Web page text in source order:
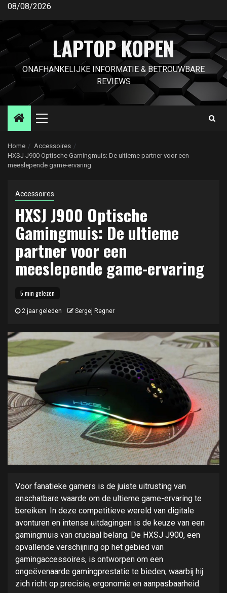
Ga
inhoud
08/08/2026
LAPTOP KOPEN
ONAFHANKELIJKE INFORMATIE & BETROUWBARE
REVIEWS
Primair
Home
Accessoires
HXSJ J900 Optische Gamingmuis: De ultieme partner voor een
meeslepende game-ervaring
Accessoires
HXSJ J900 Optische
Gamingmuis: De ultieme
partner voor een
meeslepende game-ervaring
5 min gelezen
2 jaar geleden Sergej Regner
Voor fanatieke gamers is de juiste uitrusting van
onschatbare waarde om de ultieme game-ervaring te
bereiken. In deze competitieve wereld van digitale
avonturen en intense uitdagingen is de keuze van een
gamingmuis van cruciaal belang. De HXSJ J900, een
opvallende verschijning op het gebied van
gamingaccessoires, is ontworpen om een
ongeëvenaarde gamingprestatie te bieden, waarbij hij
zich richt op precisie, ergonomie en aanpasbaarheid.